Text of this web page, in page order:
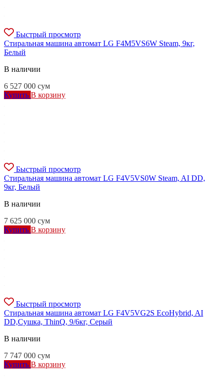
Быстрый просмотр
Стиральная машина автомат LG F4M5VS6W Steam, 9кг,
Белый
В наличии
6 527 000 сум
Купить В корзину
Быстрый просмотр
Стиральная машина автомат LG F4V5VS0W Steam, AI DD,
9кг, Белый
В наличии
7 625 000 сум
Купить В корзину
Быстрый просмотр
Стиральная машина автомат LG F4V5VG2S EcoHybrid, AI
DD,Сушка, ThinQ, 9/6кг, Серый
В наличии
7 747 000 сум
Купить В корзину